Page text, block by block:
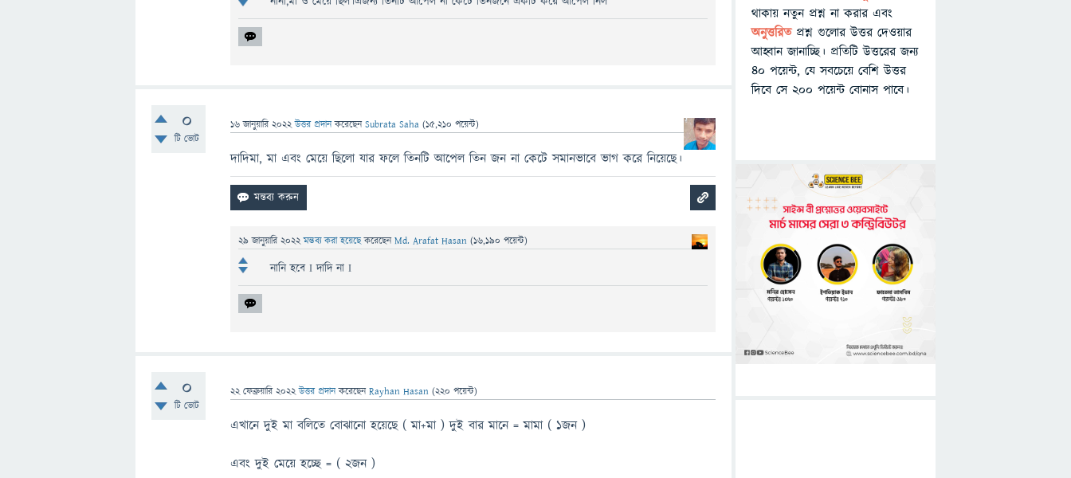
0
টি ভোট
16 জানুয়ারি 2022 উত্তর প্রদান করেছেনSubrata Saha (15,210 পয়েন্ট)
দাদিমা, মা এবং মেয়ে ছিলো যার ফলে তিনটি আপেল তিন জন না কেটে সমানভাবে ভাগ করে নিয়েছে।
29 জানুয়ারি 2022 মন্তব্য করা হয়েছেকরেছেনMd. Arafat Hasan (16,190 পয়েন্ট)
নানি হবে I দাদি না I
0
টি ভোট
22 ফেব্রুয়ারি 2022 উত্তর প্রদান করেছেনRayhan Hasan (220 পয়েন্ট)
এখানে দুই মা বলিতে বোঝানো হয়েছে ( মা+মা ) দুই বার মানে = মামা ( ১জন )
এবং দুই মেয়ে হচ্ছে = ( ২জন )
থাকায় নতুন প্রশ্ন না করার এবং
অনুত্তরিত প্রশ্ন গুলোর উত্তর দেওয়ার
আহ্বান জানাচ্ছি। প্রতিটি উত্তরের জন্য
৪০ পয়েন্ট, যে সবচেয়ে বেশি উত্তর
দিবে সে ২০০ পয়েন্ট বোনাস পাবে।